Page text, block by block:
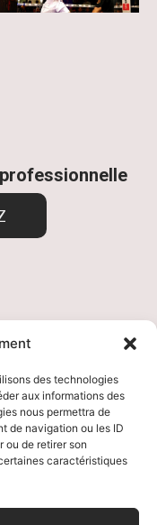
des technologies
aux informations des
nous permettra de
de navigation ou les ID
ou de retirer son
caractéristiques